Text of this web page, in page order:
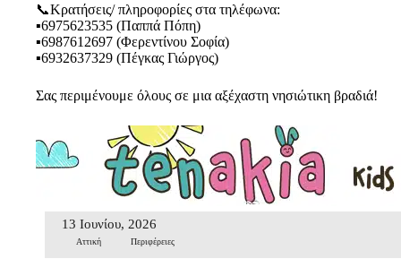
📞Κρατήσεις/ πληροφορίες στα τηλέφωνα:
▪️6975623535 (Παππά Πόπη)
▪️6987612697 (Φερεντίνου Σοφία)
▪️6932637329 (Πέγκας Γιώργος)
Σας περιμένουμε όλους σε μια αξέχαστη νησιώτικη βραδιά!
13 Ιουνίου, 2026
Αττική Περιφέρειες